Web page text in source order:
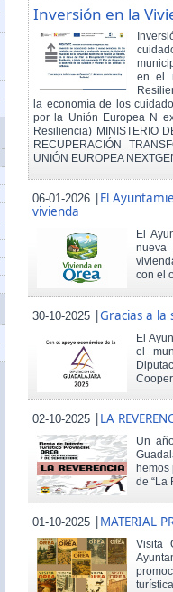
Inversión en la
en el
la economía de los
por la Unión Europea N
Resiliencia) MINISTERIO
RECUPERACIÓN
UNIÓN EUROPEA
06-01-2026 |El
vivienda
El
con el
30-10-2025 |Gracias a la
El
el
02-10-2025 |LA
Un
hemos
de “La
01-10-2025 |MATERIAL
Visita